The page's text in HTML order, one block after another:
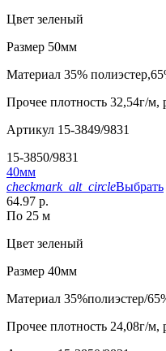
Цвет зеленый
Размер 50мм
Материал 35%
Прочее плотность 32,54г/м,
Артикул 15-3849/9831
15-3850/9831
40мм
checkmark_alt_circleВыбрать
64.97 р.
По 25 м
Цвет зеленый
Размер 40мм
Материал 35%полиэстер/
Прочее плотность 24,08г/м,